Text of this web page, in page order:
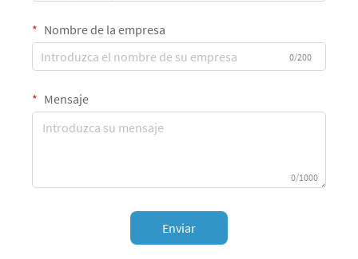
Nombre de la empresa
0/200
Mensaje
0/1000
Enviar